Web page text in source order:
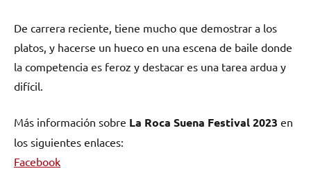
De carrera reciente, tiene mucho que demostrar a los
platos, y hacerse un hueco en una escena de baile donde
la competencia es feroz y destacar es una tarea ardua y
difícil.
Más información sobre La Roca Suena Festival 2023 en
los siguientes enlaces:
Facebook